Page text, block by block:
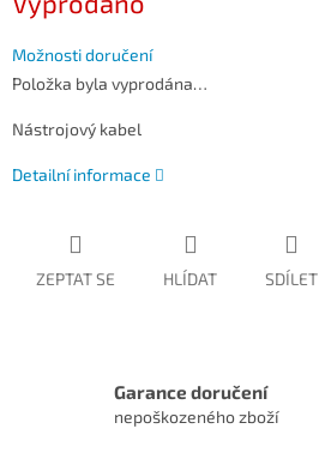
cena:
Možnosti doručení
Položka byla vyprodána…
Nástrojový kabel
Detailní informace
ZEPTAT SE HLÍDAT SDÍLET
Garance doručení
nepoškozeného zboží